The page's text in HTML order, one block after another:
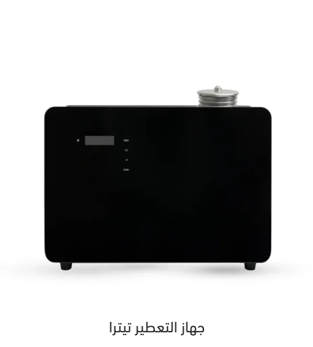
جهاز التعطير تيترا